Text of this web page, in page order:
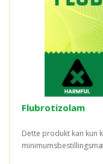
Flubrotizolam
Dette produkt kan kun